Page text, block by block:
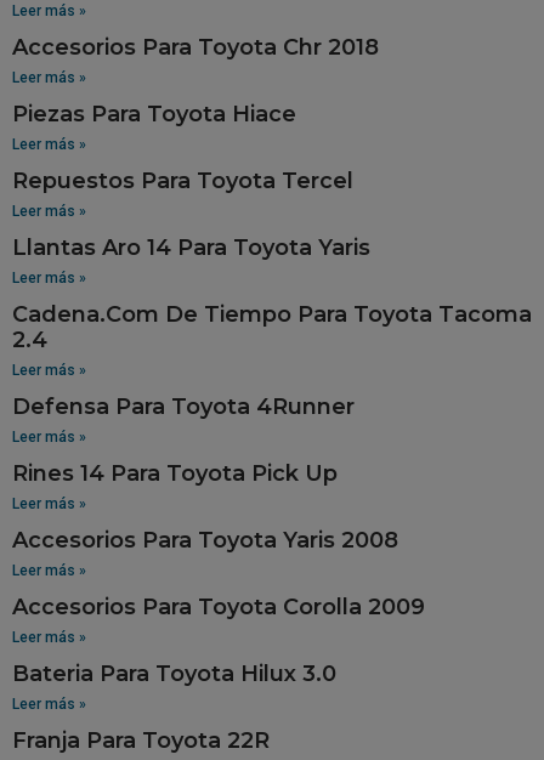
Leer más »
Accesorios Para Toyota Chr 2018
Leer más »
Piezas Para Toyota Hiace
Leer más »
Repuestos Para Toyota Tercel
Leer más »
Llantas Aro 14 Para Toyota Yaris
Leer más »
Cadena.Com De Tiempo Para Toyota Tacoma
2.4
Leer más »
Defensa Para Toyota 4Runner
Leer más »
Rines 14 Para Toyota Pick Up
Leer más »
Accesorios Para Toyota Yaris 2008
Leer más »
Accesorios Para Toyota Corolla 2009
Leer más »
Bateria Para Toyota Hilux 3.0
Leer más »
Franja Para Toyota 22R